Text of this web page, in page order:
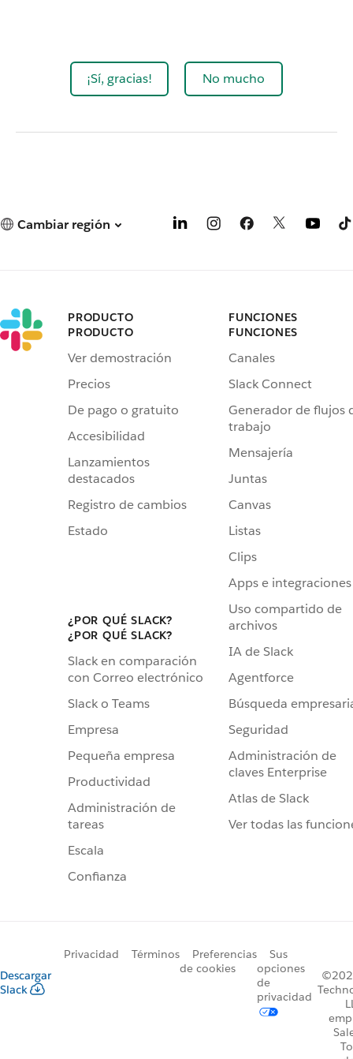
¡Sí, gracias! No mucho
Cambiar región
PRODUCTO
PRODUCTO
Ver demostración
Precios
De pago o gratuito
Accesibilidad
Lanzamientos
destacados
Registro de cambios
Estado
¿POR QUÉ SLACK?
¿POR QUÉ SLACK?
Slack en comparación
con Correo electrónico
Slack o Teams
Empresa
Pequeña empresa
Productividad
Administración de
tareas
Escala
Confianza
FUNCIONES
FUNCIONES
Canales
Slack Connect
Generador de flujos
trabajo
Mensajería
Juntas
Canvas
Listas
Clips
Apps e integraciones
Uso compartido de
archivos
IA de Slack
Agentforce
Búsqueda
Seguridad
Administración de
claves Enterprise
Atlas de Slack
Ver todas las
Descargar
Slack
Privacidad Términos
Preferencias
de cookies
Sus
opciones
de
privacidad